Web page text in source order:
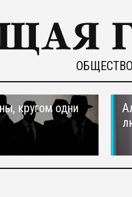
ОБЩЕСТВО
кругом одни